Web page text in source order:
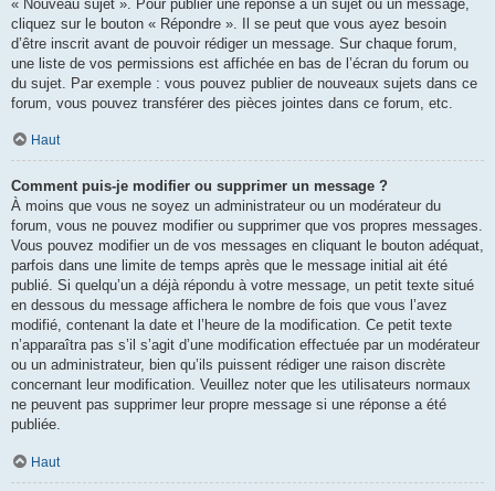
« Nouveau sujet ». Pour publier une réponse à un sujet ou un message,
cliquez sur le bouton « Répondre ». Il se peut que vous ayez besoin
d’être inscrit avant de pouvoir rédiger un message. Sur chaque forum,
une liste de vos permissions est affichée en bas de l’écran du forum ou
du sujet. Par exemple : vous pouvez publier de nouveaux sujets dans ce
forum, vous pouvez transférer des pièces jointes dans ce forum, etc.
Haut
Comment puis-je modifier ou supprimer un message ?
À moins que vous ne soyez un administrateur ou un modérateur du
forum, vous ne pouvez modifier ou supprimer que vos propres messages.
Vous pouvez modifier un de vos messages en cliquant le bouton adéquat,
parfois dans une limite de temps après que le message initial ait été
publié. Si quelqu’un a déjà répondu à votre message, un petit texte situé
en dessous du message affichera le nombre de fois que vous l’avez
modifié, contenant la date et l’heure de la modification. Ce petit texte
n’apparaîtra pas s’il s’agit d’une modification effectuée par un modérateur
ou un administrateur, bien qu’ils puissent rédiger une raison discrète
concernant leur modification. Veuillez noter que les utilisateurs normaux
ne peuvent pas supprimer leur propre message si une réponse a été
publiée.
Haut